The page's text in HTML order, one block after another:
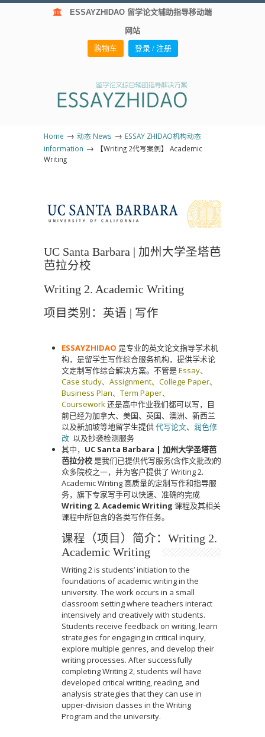
ESSAYZHIDAO 留学论文辅助指导移动端
网站
购物车 登录 / 注册
Home → 动态 News → ESSAY ZHIDAO机构动态
information →
【Writing 2代写案例】 Academic
Writing
UC Santa Barbara | 加州大学圣塔芭
芭拉分校
Writing 2. Academic Writing
项目类别：英语 | 写作
ESSAYZHIDAO 是专业的英文论文指导学术机
构，是留学生写作综合服务机构，提供学术论
文定制写作综合解决方案。不管是Essay、
Case study、Assignment、College Paper、
Business Plan、Term Paper、
Coursework还是高中作业我们都可以写，目
前已经为加拿大、美国、英国、澳洲、新西兰
以及新加坡等地留学生提供代写论文、 润色修
改 以及抄袭检测服务
其中， UC Santa Barbara | 加州大学圣塔芭
芭拉分校是我们已提供代写服务(含作文批改)的
众多院校之一，并为客户提供了 Writing 2.
Academic Writing 高质量的定制写作和指导服
务，旗下专家写手可以快速、准确的完成
Writing 2. Academic Writing 课程及其相关
课程中所包含的各类写作任务。
课程（项目）简介：Writing 2.
Academic Writing
Writing 2 is students’ initiation to the
foundations of academic writing in the
university. The work occurs in a small
classroom setting where teachers interact
intensively and creatively with students.
Students receive feedback on writing, learn
strategies for engaging in critical inquiry,
explore multiple genres, and develop their
writing processes. After successfully
completing Writing 2, students will have
developed critical writing, reading, and
analysis strategies that they can use in
upper-division classes in the Writing
Program and the university.